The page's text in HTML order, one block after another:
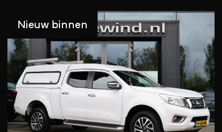
Nieuw binnen